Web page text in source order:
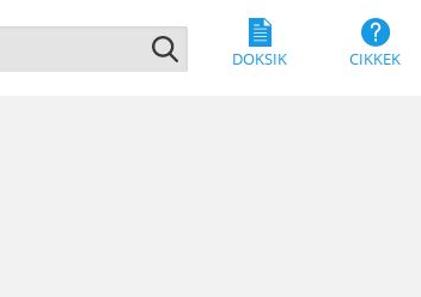
DOKSIK CIKKEK